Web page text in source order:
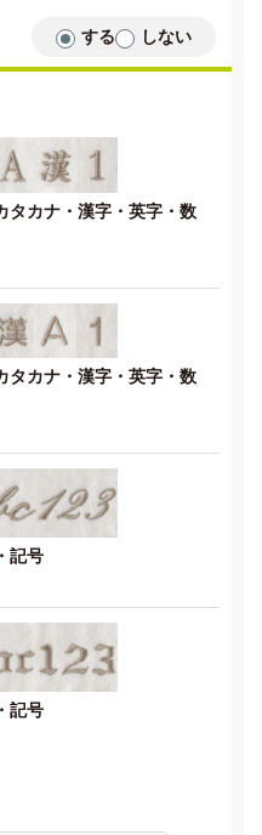
する しない
タカナ・漢字・英字・数
タカナ・漢字・英字・数
記号
記号